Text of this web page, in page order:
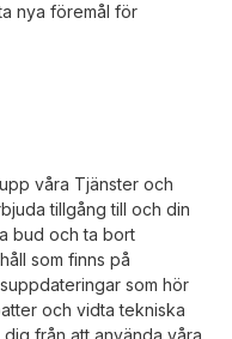
nya föremål för
våra Tjänster och
tillgång till och din
bud och ta bort
som finns på
som hör
och vidta tekniska
från att använda våra